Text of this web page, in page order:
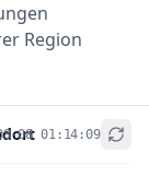
Region
08 01:14:09
+